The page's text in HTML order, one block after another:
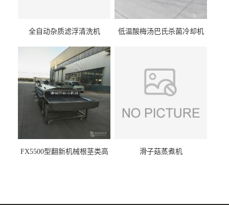
全自动杂质滤浮清洗机 低温酸梅汤巴氏杀菌冷却机
FX5500型翻新机械根茎类高
滑子菇蒸煮机